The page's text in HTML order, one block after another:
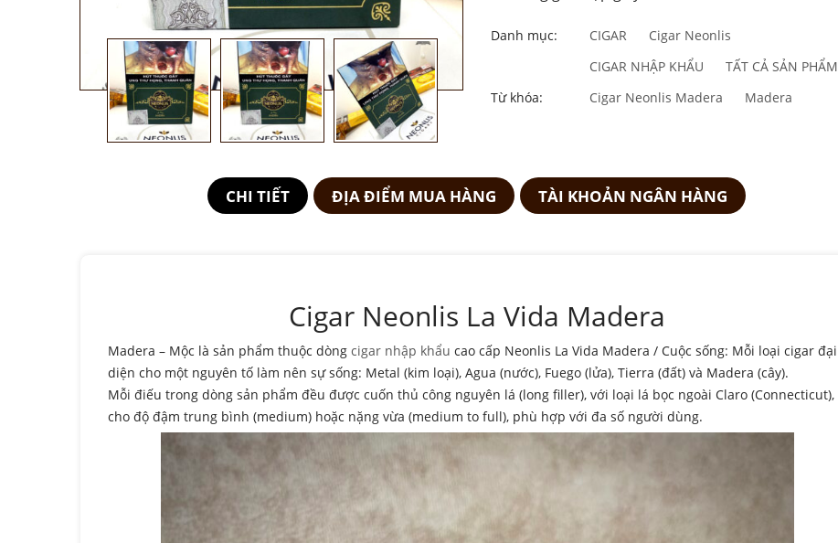
Danh mục: CIGAR
Cigar Neonlis
CIGAR NHẬP KHẨU
TẤT CẢ SẢN PHẨM
Từ khóa:
Cigar Neonlis Madera Madera
CHI TIẾT ĐỊA ĐIỂM MUA HÀNG TÀI KHOẢN NGÂN HÀNG
Cigar Neonlis La Vida Madera
Madera – Mộc là sản phẩm thuộc dòng cigar nhập khẩu cao cấp Neonlis La Vida Madera / Cuộc sống: Mỗi loại cigar đại
diện cho một nguyên tố làm nên sự sống: Metal (kim loại), Agua (nước), Fuego (lửa), Tierra (đất) và Madera (cây).
Mỗi điếu trong dòng sản phẩm đều được cuốn thủ công nguyên lá (long filler), với loại lá bọc ngoài Claro (Connecticut),
cho độ đậm trung bình (medium) hoặc nặng vừa (medium to full), phù hợp với đa số người dùng.